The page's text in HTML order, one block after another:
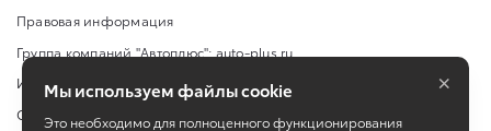
Правовая информация
Группа компаний "Автоплюс": auto-plus.ru
Изменить настройку cookies
Сбросить cookie
Мы используем файлы cookie
Это необходимо для полноценного функционирования
×